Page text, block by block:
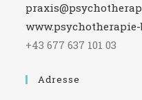
+43 677 637 101 03
Adresse